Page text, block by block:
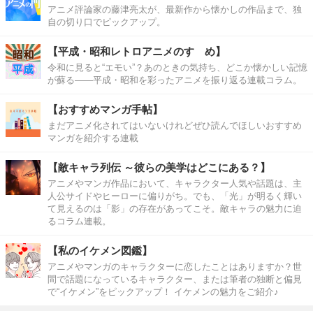
アニメ評論家の藤津亮太が、最新作から懐かしの作品まで、独
自の切り口でピックアップ。
【平成・昭和レトロアニメのすゝめ】
令和に見ると“エモい”？あのときの気持ち、どこか懐かしい記憶
が蘇る――平成・昭和を彩ったアニメを振り返る連載コラム。
【おすすめマンガ手帖】
まだアニメ化されてはいないけれどぜひ読んでほしいおすすめ
マンガを紹介する連載
【敵キャラ列伝 ～彼らの美学はどこにある？】
アニメやマンガ作品において、キャラクター人気や話題は、主
人公サイドやヒーローに偏りがち。でも、「光」が明るく輝い
て見えるのは「影」の存在があってこそ。敵キャラの魅力に迫
るコラム連載。
【私のイケメン図鑑】
アニメやマンガのキャラクターに恋したことはありますか？世
間で話題になっているキャラクター、または筆者の独断と偏見
で“イケメン”をピックアップ！ イケメンの魅力をご紹介♪